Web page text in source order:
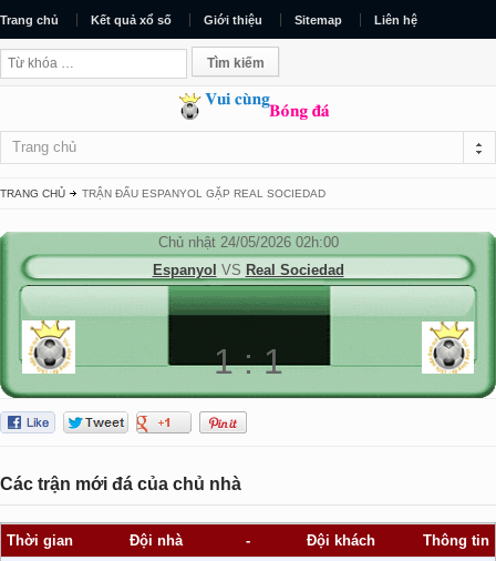
Trang chủ Kết quả xổ số Giới thiệu Sitemap Liên hệ
Trang chủ
TRANG CHỦ TRẬN ĐẤU ESPANYOL GẶP REAL SOCIEDAD
Chủ nhật 24/05/2026 02h:00
Espanyol VS Real Sociedad
1 : 1
Đã kết thúc.
Các trận mới đá của chủ nhà
Thời gian Đội nhà - Đội khách Thông tin